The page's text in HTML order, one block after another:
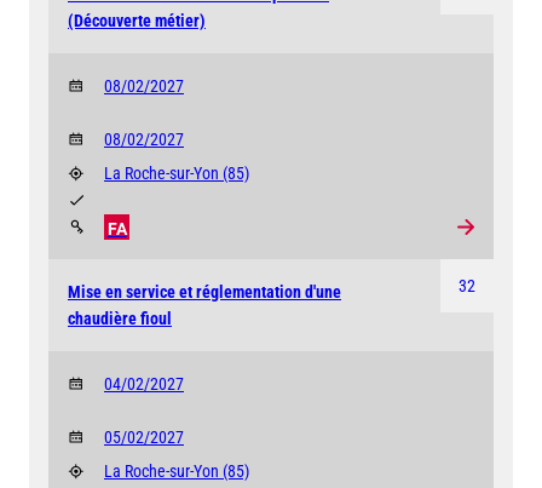
(Découverte métier)
08/02/2027
08/02/2027
La Roche-sur-Yon (85)
FA
32
Mise en service et réglementation d'une
chaudière fioul
04/02/2027
05/02/2027
La Roche-sur-Yon (85)